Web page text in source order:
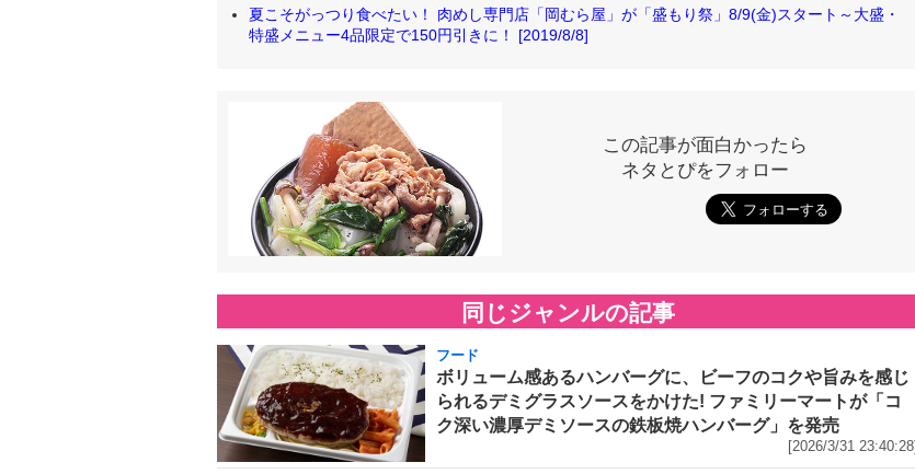
夏こそがっつり食べたい！ 肉めし専門店「岡むら屋」が「盛もり祭」8/9(金)スタート～大盛・
特盛メニュー4品限定で150円引きに！ [2019/8/8]
この記事が面白かったら
ネタとぴをフォロー
同じジャンルの記事
フード
ボリューム感あるハンバーグに、ビーフのコクや旨みを感じ
られるデミグラスソースをかけた! ファミリーマートが「コ
ク深い濃厚デミソースの鉄板焼ハンバーグ」を発売
[2026/3/31 23:40:28]